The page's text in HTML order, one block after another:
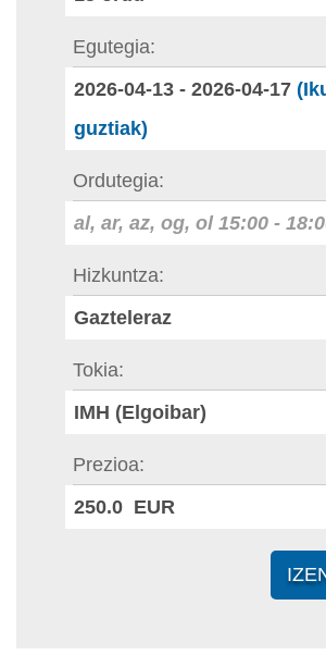
Egutegia
2026-04-13 - 2026-04-17
guztiak)
Ordutegia
al, ar, az, og, ol 15:00 -
Hizkuntza
Gazteleraz
Tokia
IMH (Elgoibar)
Prezioa
250.0 EUR